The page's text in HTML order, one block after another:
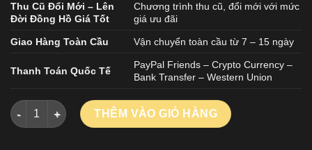
Thu Cũ Đổi Mới – Lên
Đời Đồng Hồ Giá Tốt
Chương trình thu cũ, đổi mới với mức
giá ưu đãi
Giao Hàng Toàn Cầu Vận chuyển toàn cầu từ 7 – 15 ngày
Thanh Toán Quốc Tế
PayPal Friends – Crypto Currency –
Bank Transfer – Western Union
ĐỒNG HỒ HUBLOT CLASSIC FUSION REPLICA CAO CẤP
THÊM VÀO GIỎ HÀNG